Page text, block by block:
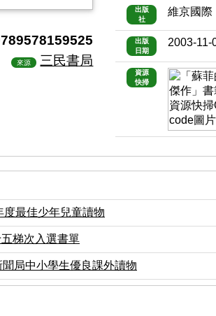
來源 三民書局
出版
社
維京國際
出版
日期
2003-11-
資源
快掃
度最佳少年兒童讀物
梯次入選書單
聞局中小學生優良課外讀物